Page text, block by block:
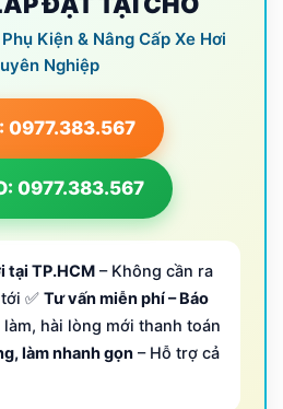
Kiện & Nâng Cấp Xe Hơi
Nghiệp
0977.383.567
0977.383.567
tại TP.HCM – Không cần ra
✅ Tư vấn miễn phí – Báo
làm, hài lòng mới thanh toán
làm nhanh gọn – Hỗ trợ cả